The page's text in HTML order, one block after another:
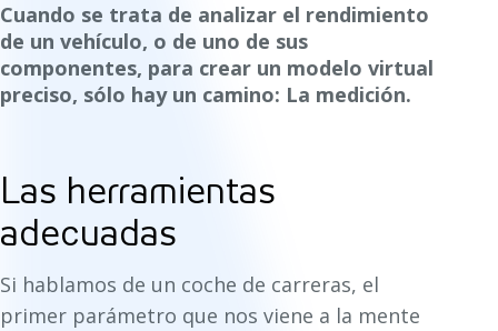
Cuando se trata de analizar el rendimiento
de un vehículo, o de uno de sus
componentes, para crear un modelo virtual
preciso, sólo hay un camino: La medición.
Las herramientas
adecuadas
Si hablamos de un coche de carreras, el
primer parámetro que nos viene a la mente